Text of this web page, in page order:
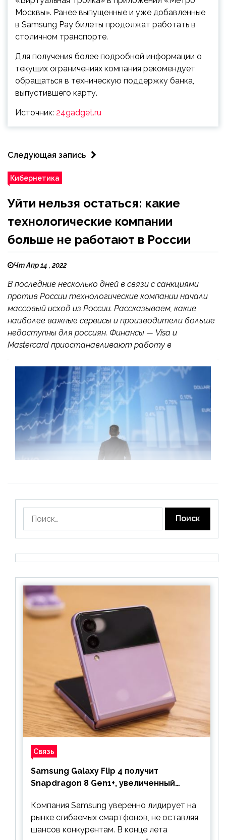
Москвы». Ранее выпущенные и уже добавленные
в Samsung Pay билеты продолжат работать в
столичном транспорте.
Для получения более подробной информации о
текущих ограничениях компания рекомендует
обращаться в техническую поддержку банка,
выпустившего карту.
Источник: 24gadget.ru
Следующая запись
Кибернетика
Уйти нельзя остаться: какие
технологические компании
больше не работают в России
Чт Апр 14 , 2022
В последние несколько дней в связи с санкциями
против России технологические компании начали
массовый исход из России. Рассказываем, какие
наиболее важные сервисы и производители больше
недоступны для россиян. Финансы — Visa и
Mastercard приостанавливают работу в
Связь
Samsung Galaxy Flip 4 получит
Snapdragon 8 Gen1+, увеличенный
предшественника
Компания Samsung уверенно лидирует на
рынке сгибаемых смартфонов, не оставляя
шансов конкурентам. В конце лета